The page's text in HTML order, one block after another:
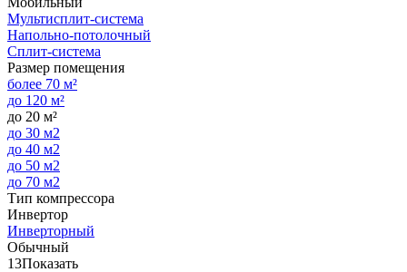
Мультисплит-система
Напольно-потолочный
Сплит-система
Размер помещения
более 70 м²
до 120 м²
до 20 м²
до 30 м2
до 40 м2
до 50 м2
до 70 м2
Тип компрессора
Инвертор
Инверторный
Обычный
13Показать